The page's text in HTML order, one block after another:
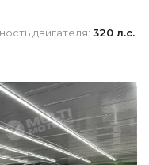
двигателя: 320 л.с.